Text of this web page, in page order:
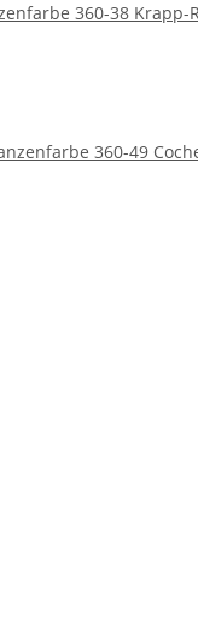
360-38 Krapp-